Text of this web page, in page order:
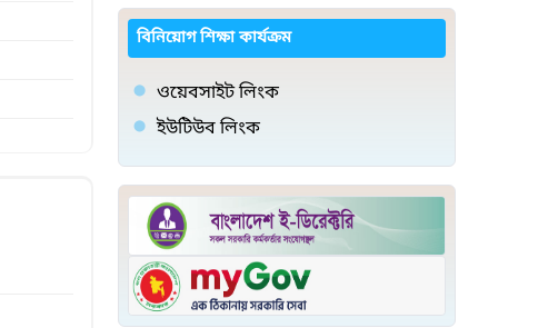
বিনিয়োগ শিক্ষা কার্যক্রম
ওয়েবসাইট লিংক
ইউটিউব লিংক